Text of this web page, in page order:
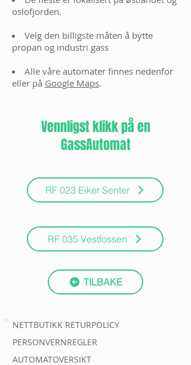
oslofjorden.
Velg den billigste måten å bytte
propan og industri gass
Alle våre automater finnes nedenfor
eller på Google Maps.
Vennligst klikk på en
GassAutomat
RF 023 Eiker Senter
RF 035 Vestfossen
TILBAKE
NETTBUTIKK RETURPOLICY
PERSONVERNREGLER
AUTOMATOVERSIKT